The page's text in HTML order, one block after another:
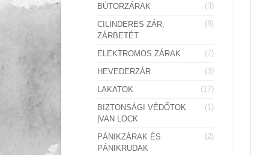
BÚTORZÁRAK (3)
CILINDERES ZÁR,
ZÁRBETÉT
(8)
ELEKTROMOS ZÁRAK (7)
HEVEDERZÁR (3)
LAKATOK (17)
BIZTONSÁGI VÉDŐTOK
|VAN LOCK
(1)
PÁNIKZÁRAK ÉS
PÁNIKRUDAK
(2)